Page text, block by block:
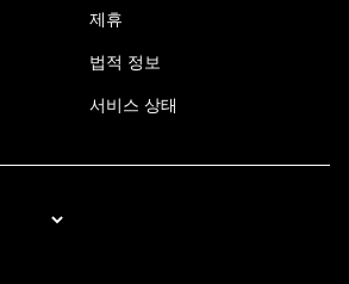
제휴
법적 정보
서비스 상태